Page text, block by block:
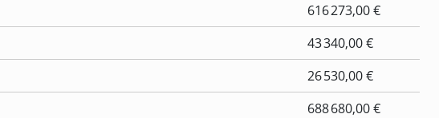
616 273,00 €
43 340,00 €
26 530,00 €
688 680,00 €